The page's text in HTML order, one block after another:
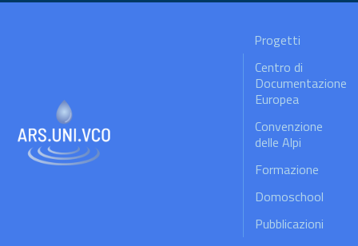
Progetti
Centro di
Documentazione
Europea
Convenzione
delle Alpi
Formazione
Domoschool
Pubblicazioni